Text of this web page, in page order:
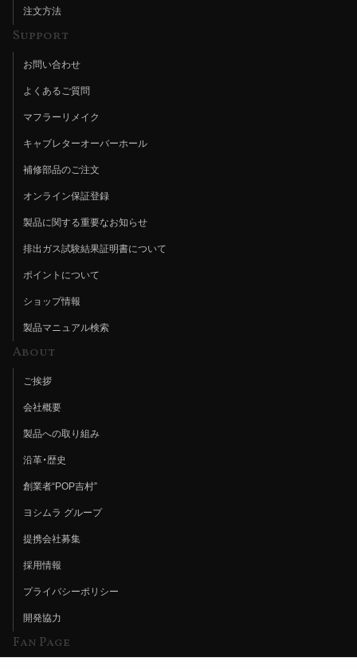
注文方法
Support
お問い合わせ
よくあるご質問
マフラーリメイク
キャブレターオーバーホール
補修部品のご注文
オンライン保証登録
製品に関する重要なお知らせ
排出ガス試験結果証明書について
ポイントについて
ショップ情報
製品マニュアル検索
About
ご挨拶
会社概要
製品への取り組み
沿革・歴史
創業者“POP吉村”
ヨシムラ グループ
提携会社募集
採用情報
プライバシーポリシー
開発協力
Fan Page